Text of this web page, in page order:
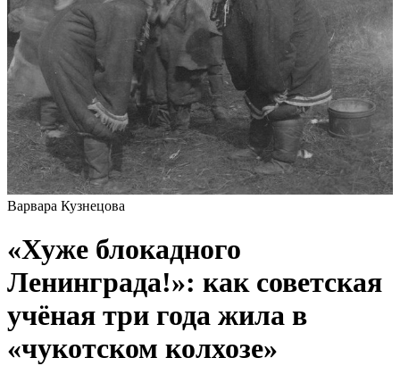
Варвара Кузнецова
«Хуже блокадного
Ленинграда!»: как советская
учёная три года жила в
«чукотском колхозе»